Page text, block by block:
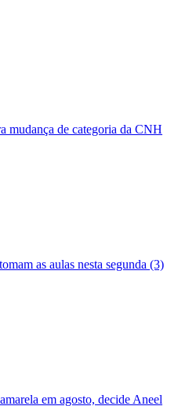
mudança de categoria da CNH
as aulas nesta segunda (3)
em agosto, decide Aneel